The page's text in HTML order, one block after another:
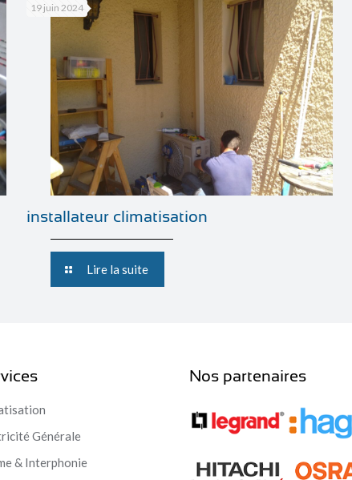
19 juin 2024
installateur climatisation
Lire la suite
Générale
& Interphonie
Nos partenaires